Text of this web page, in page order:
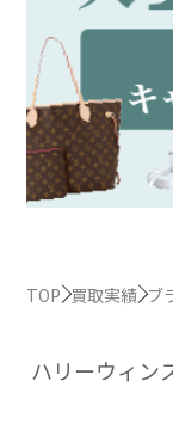
TOP 買取実績 ブ
ハリーウィン